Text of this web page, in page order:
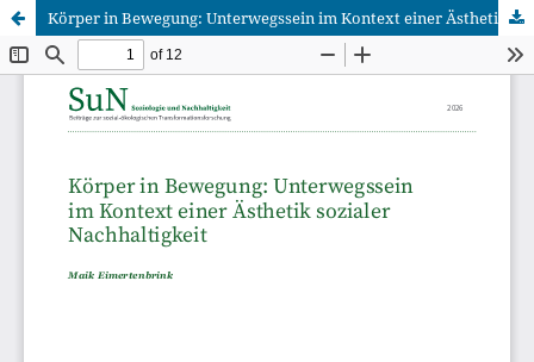
Körper in Bewegung: Unterwegssein im Kontext einer Ästhetik sozialer Nachhaltigkeit